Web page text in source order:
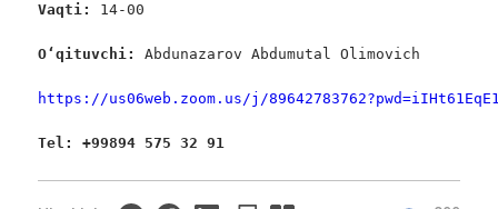
Vaqti: 14-00
O‘qituvchi: Abdunazarov Abdumutal Olimovich
https://us06web.zoom.us/j/
Tel: +99894 575 32 91